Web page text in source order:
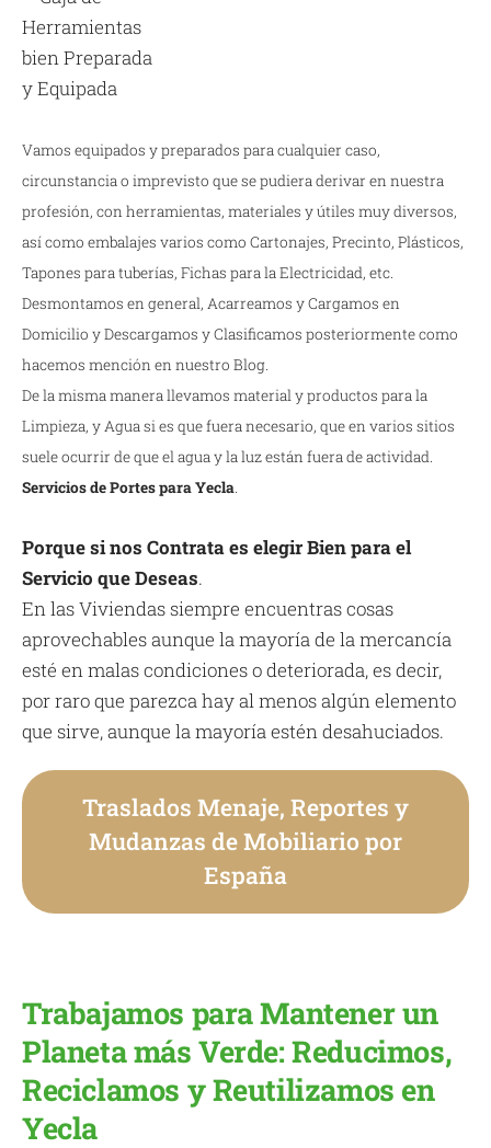
Vamos equipados y preparados para cualquier caso,
circunstancia o imprevisto que se pudiera derivar en nuestra
profesión, con herramientas, materiales y útiles muy diversos,
así como embalajes varios como Cartonajes, Precinto, Plásticos,
Tapones para tuberías, Fichas para la Electricidad, etc.
Desmontamos en general, Acarreamos y Cargamos en
Domicilio y Descargamos y Clasificamos posteriormente como
hacemos mención en nuestro Blog.
De la misma manera llevamos material y productos para la
Limpieza, y Agua si es que fuera necesario, que en varios sitios
suele ocurrir de que el agua y la luz están fuera de actividad.
Servicios de Portes para Yecla.
Porque si nos Contrata es elegir Bien para el
Servicio que Deseas.
En las Viviendas siempre encuentras cosas
aprovechables aunque la mayoría de la mercancía
esté en malas condiciones o deteriorada, es decir,
por raro que parezca hay al menos algún elemento
que sirve, aunque la mayoría estén desahuciados.
Traslados Menaje, Reportes y
Mudanzas de Mobiliario por
España
Trabajamos para Mantener un
Planeta más Verde: Reducimos,
Reciclamos y Reutilizamos en
Yecla